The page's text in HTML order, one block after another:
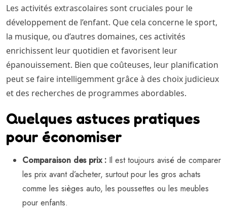
Les activités extrascolaires sont cruciales pour le
développement de l’enfant. Que cela concerne le sport,
la musique, ou d’autres domaines, ces activités
enrichissent leur quotidien et favorisent leur
épanouissement. Bien que coûteuses, leur planification
peut se faire intelligemment grâce à des choix judicieux
et des recherches de programmes abordables.
Quelques astuces pratiques
pour économiser
Comparaison des prix : Il est toujours avisé de comparer
les prix avant d’acheter, surtout pour les gros achats
comme les sièges auto, les poussettes ou les meubles
pour enfants.